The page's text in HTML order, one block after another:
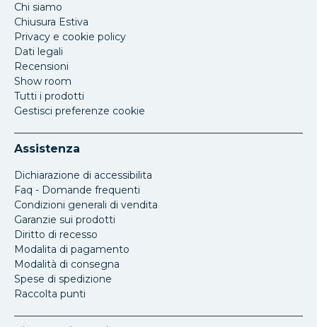
Chi siamo
Chiusura Estiva
Privacy e cookie policy
Dati legali
Recensioni
Show room
Tutti i prodotti
Gestisci preferenze cookie
Assistenza
Dichiarazione di accessibilita
Faq - Domande frequenti
Condizioni generali di vendita
Garanzie sui prodotti
Diritto di recesso
Modalita di pagamento
Modalità di consegna
Spese di spedizione
Raccolta punti